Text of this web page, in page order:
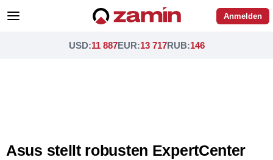
Anmelden
USD:11 887EUR:13 717RUB:146
Asus stellt robusten ExpertCenter